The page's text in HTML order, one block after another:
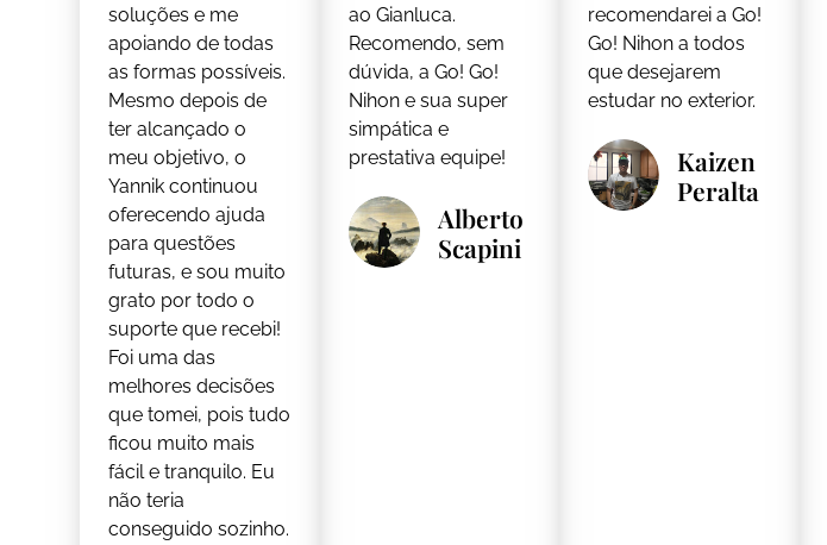
soluções e me
apoiando de todas
as formas possíveis.
Mesmo depois de
ter alcançado o
meu objetivo, o
Yannik continuou
oferecendo ajuda
para questões
futuras, e sou muito
grato por todo o
suporte que recebi!
Foi uma das
melhores decisões
que tomei, pois tudo
ficou muito mais
fácil e tranquilo. Eu
não teria
conseguido sozinho.
ao Gianluca.
Recomendo, sem
dúvida, a Go! Go!
Nihon e sua super
simpática e
prestativa equipe!
Alberto
Scapini
recomendarei a Go!
Go! Nihon a todos
que desejarem
estudar no exterior.
Kaizen
Peralta